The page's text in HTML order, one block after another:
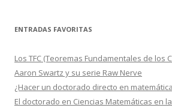
ENTRADAS FAVORITAS
Los TFC (Teoremas Fundamentales de los
Aaron Swartz y su serie Raw Nerve
¿Hacer un doctorado directo en
El doctorado en Ciencias Matemáticas en la